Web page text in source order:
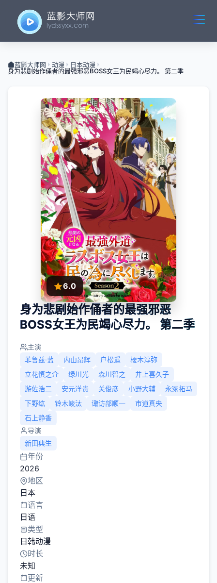
蓝影大师网 动漫
日本动漫
身为悲剧始作俑者的最强邪恶BOSS女王为民竭心尽力。 第二季
日本动漫 全12集
6.0
身为悲剧始作俑者的最强邪恶
BOSS女王为民竭心尽力。 第二季
主演
菲鲁兹·蓝
内山昂辉 户松遥
榎木淳弥
立花慎之介
绿川光 森川智之
井上喜久子
游佐浩二
安元洋贵 关俊彦 小野大辅
永冢拓马
下野纮
铃木崚汰 诹访部顺一
市道真央
石上静香
导演
新田典生
年份
2026
地区
日本
语言
日语
类型
日韩动漫
时长
未知
更新